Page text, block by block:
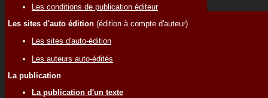
Les conditions de publication éditeur
Les sites d'auto édition (édition à compte d'auteur)
Les sites d'auto-édition
Les auteurs auto-édités
La publication
La publication d'un texte